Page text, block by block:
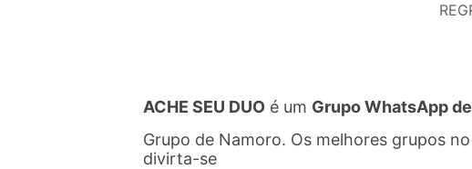
ACHE SEU DUO é um Grupo WhatsApp
Grupo de Namoro. Os melhores grupos
divirta-se